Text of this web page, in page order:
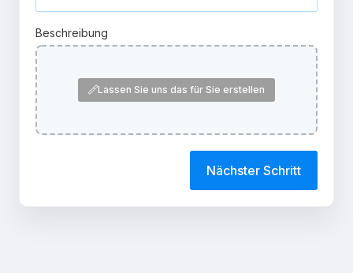
Beschreibung
Lassen Sie uns das für Sie erstellen
Nächster Schritt